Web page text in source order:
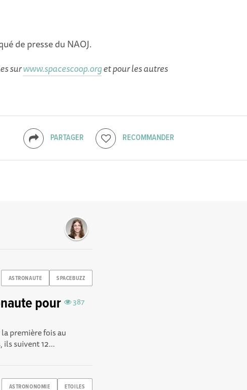
de presse du NAOJ.
surwww.spacescoop.orget pour les autres
PARTAGER RECOMMANDER
ASTRONAUTE SPACEBUZZ
387
pour
première fois au
ils suivent 12...
ASTRONONOMIE ETOILES